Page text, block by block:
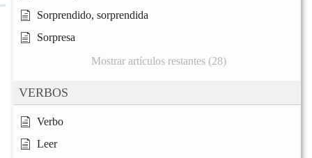
Sorprendido, sorprendida
Sorpresa
Mostrar artículos restantes (28)
VERBOS
Verbo
Leer